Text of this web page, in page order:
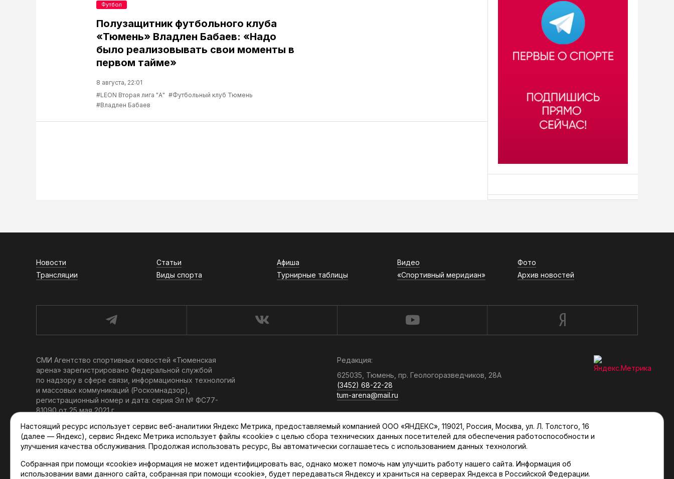
Полузащитник футбольного клуба
«Тюмень» Владлен Бабаев: «Надо
было реализовывать свои моменты в
первом тайме»
8 августа, 22:01
#LEON Вторая лига "А" #Футбольный клуб Тюмень
#Владлен Бабаев
Футбол
Новости Статьи Афиша Видео
Фото
Трансляции
Виды спорта Турнирные таблицы «Спортивный меридиан» Архив новостей
СМИ Агентство спортивных новостей «Тюменская
арена» зарегистрировано Федеральной службой
по надзору в сфере связи, информационных технологий
и массовых коммуникаций (Роскомнадзор),
регистрационный номер и дата: серия Эл № ФС77-
81090 от 25 мая 2021 г.
Главный редактор: Мартынов В. В.
При использовании материалов ссылка обязательна.
Политика конфиденциальности
Редакция:
625035, Тюмень, пр. Геологоразведчиков, 28А
(3452) 68-22-28
tum-arena@mail.ru
Отдел продаж:
(3452) 68-89-78
kotovaev@sibinformburo.ru
Настоящий ресурс использует сервис веб-аналитики Яндекс Метрика, предоставляемый компанией ООО «ЯНДЕКС», 119021, Россия, Москва, ул. Л. Толстого, 16
(далее — Яндекс), сервис Яндекс Метрика использует файлы «cookie» с целью сбора технических данных посетителей для обеспечения работоспособности и
улучшения качества обслуживания. Продолжая использовать ресурс, Вы автоматически соглашаетесь с использованием данных технологий.
Собранная при помощи «cookie» информация не может идентифицировать вас, однако может помочь нам улучшить работу нашего сайта. Информация об
использовании вами данного сайта, собранная при помощи «cookie», будет передаваться Яндексу и храниться на серверах Яндекса в Российской Федерации.